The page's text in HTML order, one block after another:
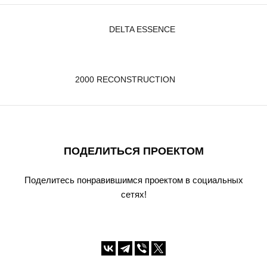
DELTA ESSENCE
2000 RECONSTRUCTION
ПОДЕЛИТЬСЯ ПРОЕКТОМ
Поделитесь понравившимся проектом в социальных
сетях!